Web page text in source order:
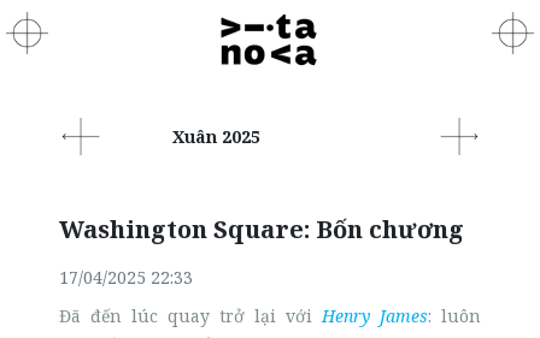
Xuân 2025
Washington Square: Bốn chương
17/04/2025 22:33
Đã đến lúc quay trở lại vớiHenry James: luôn